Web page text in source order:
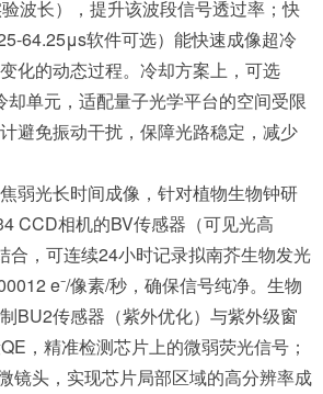
波长），提升该波段信号透过率；快
64.25μs软件可选）能快速成像超冷
化的动态过程。冷却方案上，可选
却单元，适配量子光学平台的空间受限
避免振动干扰，保障光路稳定，减少
弱光长时间成像，针对植物生物钟研
CCD相机的BV传感器（可见光高
，可连续24小时记录拟南芥生物发光
e⁻/像素/秒，确保信号纯净。生物
BU2传感器（紫外优化）与紫外级窗
，精准检测芯片上的微弱荧光信号；
镜头，实现芯片局部区域的高分辨率成